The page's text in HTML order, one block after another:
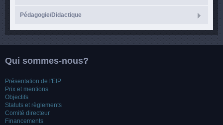
Pédagogie/Didactique
Qui sommes-nous?
Présentation de l'EIP
Prix et mentions
Objectifs
Statuts et règlements
Comité directeur
Financements